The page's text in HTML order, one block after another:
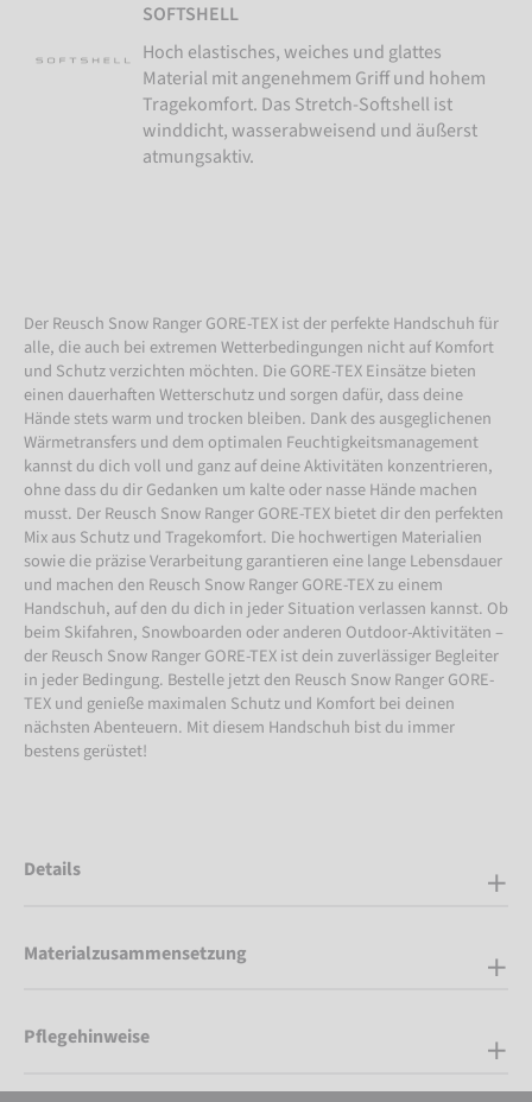
SOFTSHELL
Hoch elastisches, weiches und glattes
Material mit angenehmem Griff und hohem
Tragekomfort. Das Stretch-Softshell ist
winddicht, wasserabweisend und äußerst
atmungsaktiv.
Der Reusch Snow Ranger GORE-TEX ist der perfekte Handschuh für
alle, die auch bei extremen Wetterbedingungen nicht auf Komfort
und Schutz verzichten möchten. Die GORE-TEX Einsätze bieten
einen dauerhaften Wetterschutz und sorgen dafür, dass deine
Hände stets warm und trocken bleiben. Dank des ausgeglichenen
Wärmetransfers und dem optimalen Feuchtigkeitsmanagement
kannst du dich voll und ganz auf deine Aktivitäten konzentrieren,
ohne dass du dir Gedanken um kalte oder nasse Hände machen
musst. Der Reusch Snow Ranger GORE-TEX bietet dir den perfekten
Mix aus Schutz und Tragekomfort. Die hochwertigen Materialien
sowie die präzise Verarbeitung garantieren eine lange Lebensdauer
und machen den Reusch Snow Ranger GORE-TEX zu einem
Handschuh, auf den du dich in jeder Situation verlassen kannst. Ob
beim Skifahren, Snowboarden oder anderen Outdoor-Aktivitäten –
der Reusch Snow Ranger GORE-TEX ist dein zuverlässiger Begleiter
in jeder Bedingung. Bestelle jetzt den Reusch Snow Ranger GORE-
TEX und genieße maximalen Schutz und Komfort bei deinen
nächsten Abenteuern. Mit diesem Handschuh bist du immer
bestens gerüstet!
Details
Materialzusammensetzung
Pflegehinweise